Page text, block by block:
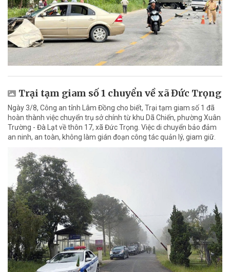
Trại tạm giam số 1 chuyển về xã Đức Trọng
Ngày 3/8, Công an tỉnh Lâm Đồng cho biết, Trại tạm giam số 1 đã
hoàn thành việc chuyển trụ sở chính từ khu Dã Chiến, phường Xuân
Trường - Đà Lạt về thôn 17, xã Đức Trọng. Việc di chuyển bảo đảm
an ninh, an toàn, không làm gián đoạn công tác quản lý, giam giữ.